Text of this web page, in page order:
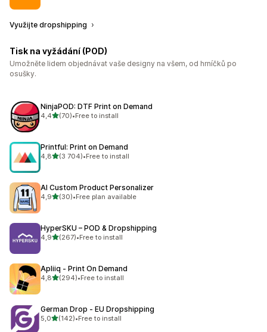
Využijte dropshipping
Tisk na vyžádání (POD)
Umožněte lidem objednávat vaše designy na všem, od hrníčků po
osušky.
NinjaPOD: DTF Print on Demand
4,4z 5 hvězd
(70)
Celkový počet recenzí: 70
•Free to install
Printful: Print on Demand
4,8z 5 hvězd
(3 704)
Celkový počet recenzí: 3704
•Free to install
AI Custom Product Personalizer
4,9z 5 hvězd
(30)
Celkový počet recenzí: 30
•Free plan available
HyperSKU – POD & Dropshipping
4,9z 5 hvězd
(267)
Celkový počet recenzí: 267
•Free to install
Apliiq ‑ Print On Demand
4,8z 5 hvězd
(294)
Celkový počet recenzí: 294
•Free to install
German Drop ‑ EU Dropshipping
5,0z 5 hvězd
(142)
Celkový počet recenzí: 142
•Free to install